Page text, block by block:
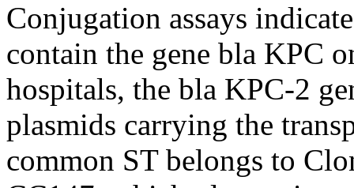
Conjugation assays
contain the gene bla KPC
hospitals, the bla KPC-2
plasmids carrying the
common ST belongs to